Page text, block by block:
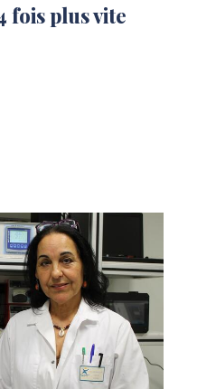
fois plus vite